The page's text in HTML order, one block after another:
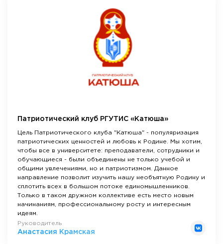
Патриотический клуб РГУТИС «Катюша»
Цель Патриотического клуба "Катюша" - популяризация
патриотических ценностей и любовь к Родине. Мы хотим,
чтобы все в университете: преподаватели, сотрудники и
обучающиеся - были объединены не только учебой и
общими увлечениями, но и патриотизмом. Данное
направление позволит изучить нашу необъятную Родину и
сплотить всех в большом потоке единомышленников.
Только в таком дружном коллективе есть место новым
начинаниям, профессиональному росту и интересным
идеям.
Руководитель
Анастасия Крамская